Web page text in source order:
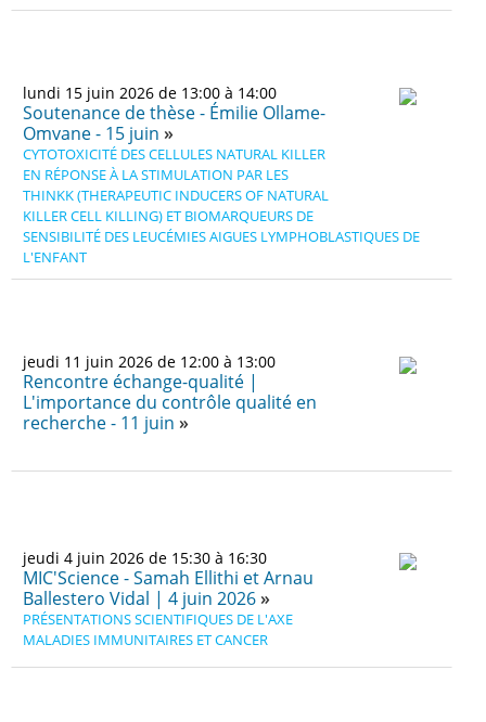
lundi 15 juin 2026 de 13:00 à 14:00
Soutenance de thèse - Émilie Ollame-
Omvane - 15 juin
CYTOTOXICITÉ DES CELLULES NATURAL KILLER
EN RÉPONSE À LA STIMULATION PAR LES
THINKK (THERAPEUTIC INDUCERS OF NATURAL
KILLER CELL KILLING) ET BIOMARQUEURS DE
SENSIBILITÉ DES LEUCÉMIES AIGUES LYMPHOBLASTIQUES DE
L'ENFANT
jeudi 11 juin 2026 de 12:00 à 13:00
Rencontre échange-qualité |
L'importance du contrôle qualité en
recherche - 11 juin
jeudi 4 juin 2026 de 15:30 à 16:30
MIC'Science - Samah Ellithi et Arnau
Ballestero Vidal | 4 juin 2026
PRÉSENTATIONS SCIENTIFIQUES DE L'AXE
MALADIES IMMUNITAIRES ET CANCER